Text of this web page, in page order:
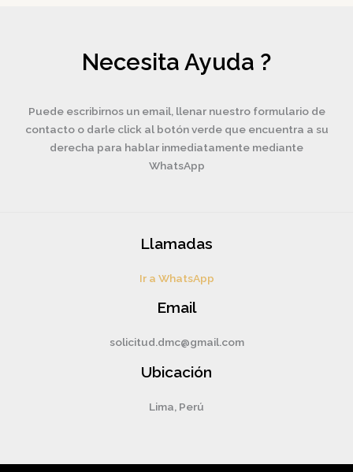
Necesita Ayuda ?
Puede escribirnos un email, llenar nuestro formulario de
contacto o darle click al botón verde que encuentra a su
derecha para hablar inmediatamente mediante
WhatsApp
Llamadas
Ir a WhatsApp
Email
solicitud.dmc@gmail.com
Ubicación
Lima, Perú